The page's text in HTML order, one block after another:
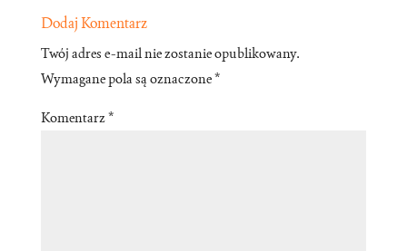
Dodaj Komentarz
Twój adres e-mail nie zostanie opublikowany.
Wymagane pola są oznaczone*
Komentarz*